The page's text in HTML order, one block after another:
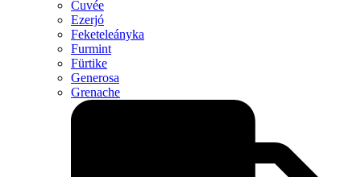
Cuvée
Ezerjó
Feketeleányka
Furmint
Fürtike
Generosa
Grenache